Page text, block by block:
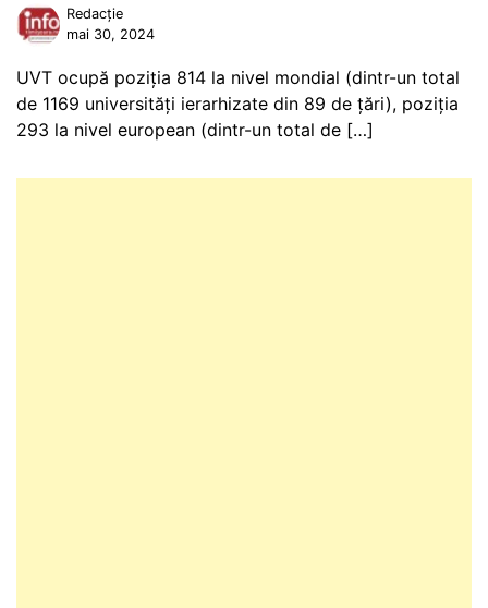
Redacție
mai 30, 2024
UVT ocupă poziţia 814 la nivel mondial (dintr-un total
de 1169 universităţi ierarhizate din 89 de ţări), poziția
293 la nivel european (dintr-un total de […]